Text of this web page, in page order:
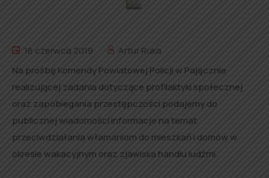
18 czerwca 2019
Artur Ruka
Na prośbę Komendy Powiatowej Policji w Pajęcznie
realizującej zadania dotyczące profilaktyki społecznej
oraz zapobiegania przestępczości podajemy do
publicznej wiadomości informacje na temat
przeciwdziałania włamaniom do mieszkań i domów w
okresie wakacyjnym oraz zjawiska handlu ludźmi.